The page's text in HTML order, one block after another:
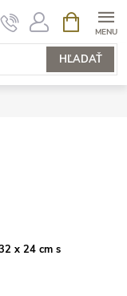
HĽADAŤ
KOŠÍK
x 24 cm s